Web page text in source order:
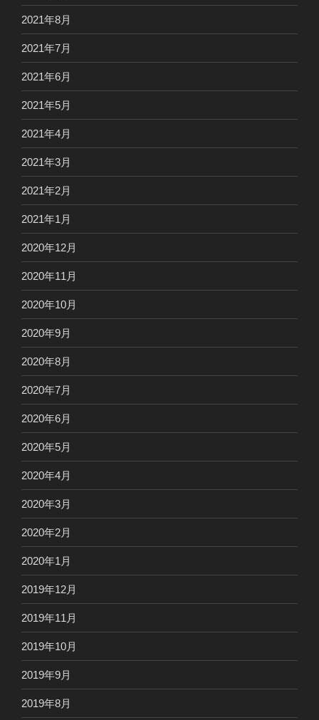
2021年8月
2021年7月
2021年6月
2021年5月
2021年4月
2021年3月
2021年2月
2021年1月
2020年12月
2020年11月
2020年10月
2020年9月
2020年8月
2020年7月
2020年6月
2020年5月
2020年4月
2020年3月
2020年2月
2020年1月
2019年12月
2019年11月
2019年10月
2019年9月
2019年8月